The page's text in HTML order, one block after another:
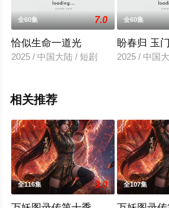
全60集 7.0
恰似生命一道光
2025 / 中国大陆 / 短剧
全60集
盼春归 玉
2025 / 中国
相关推荐
全116集 3.0 全107集